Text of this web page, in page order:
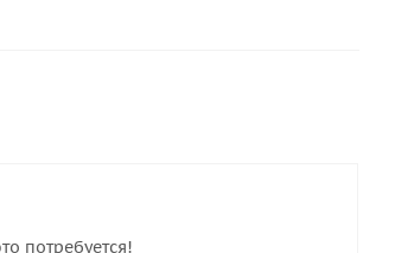
потребуется!